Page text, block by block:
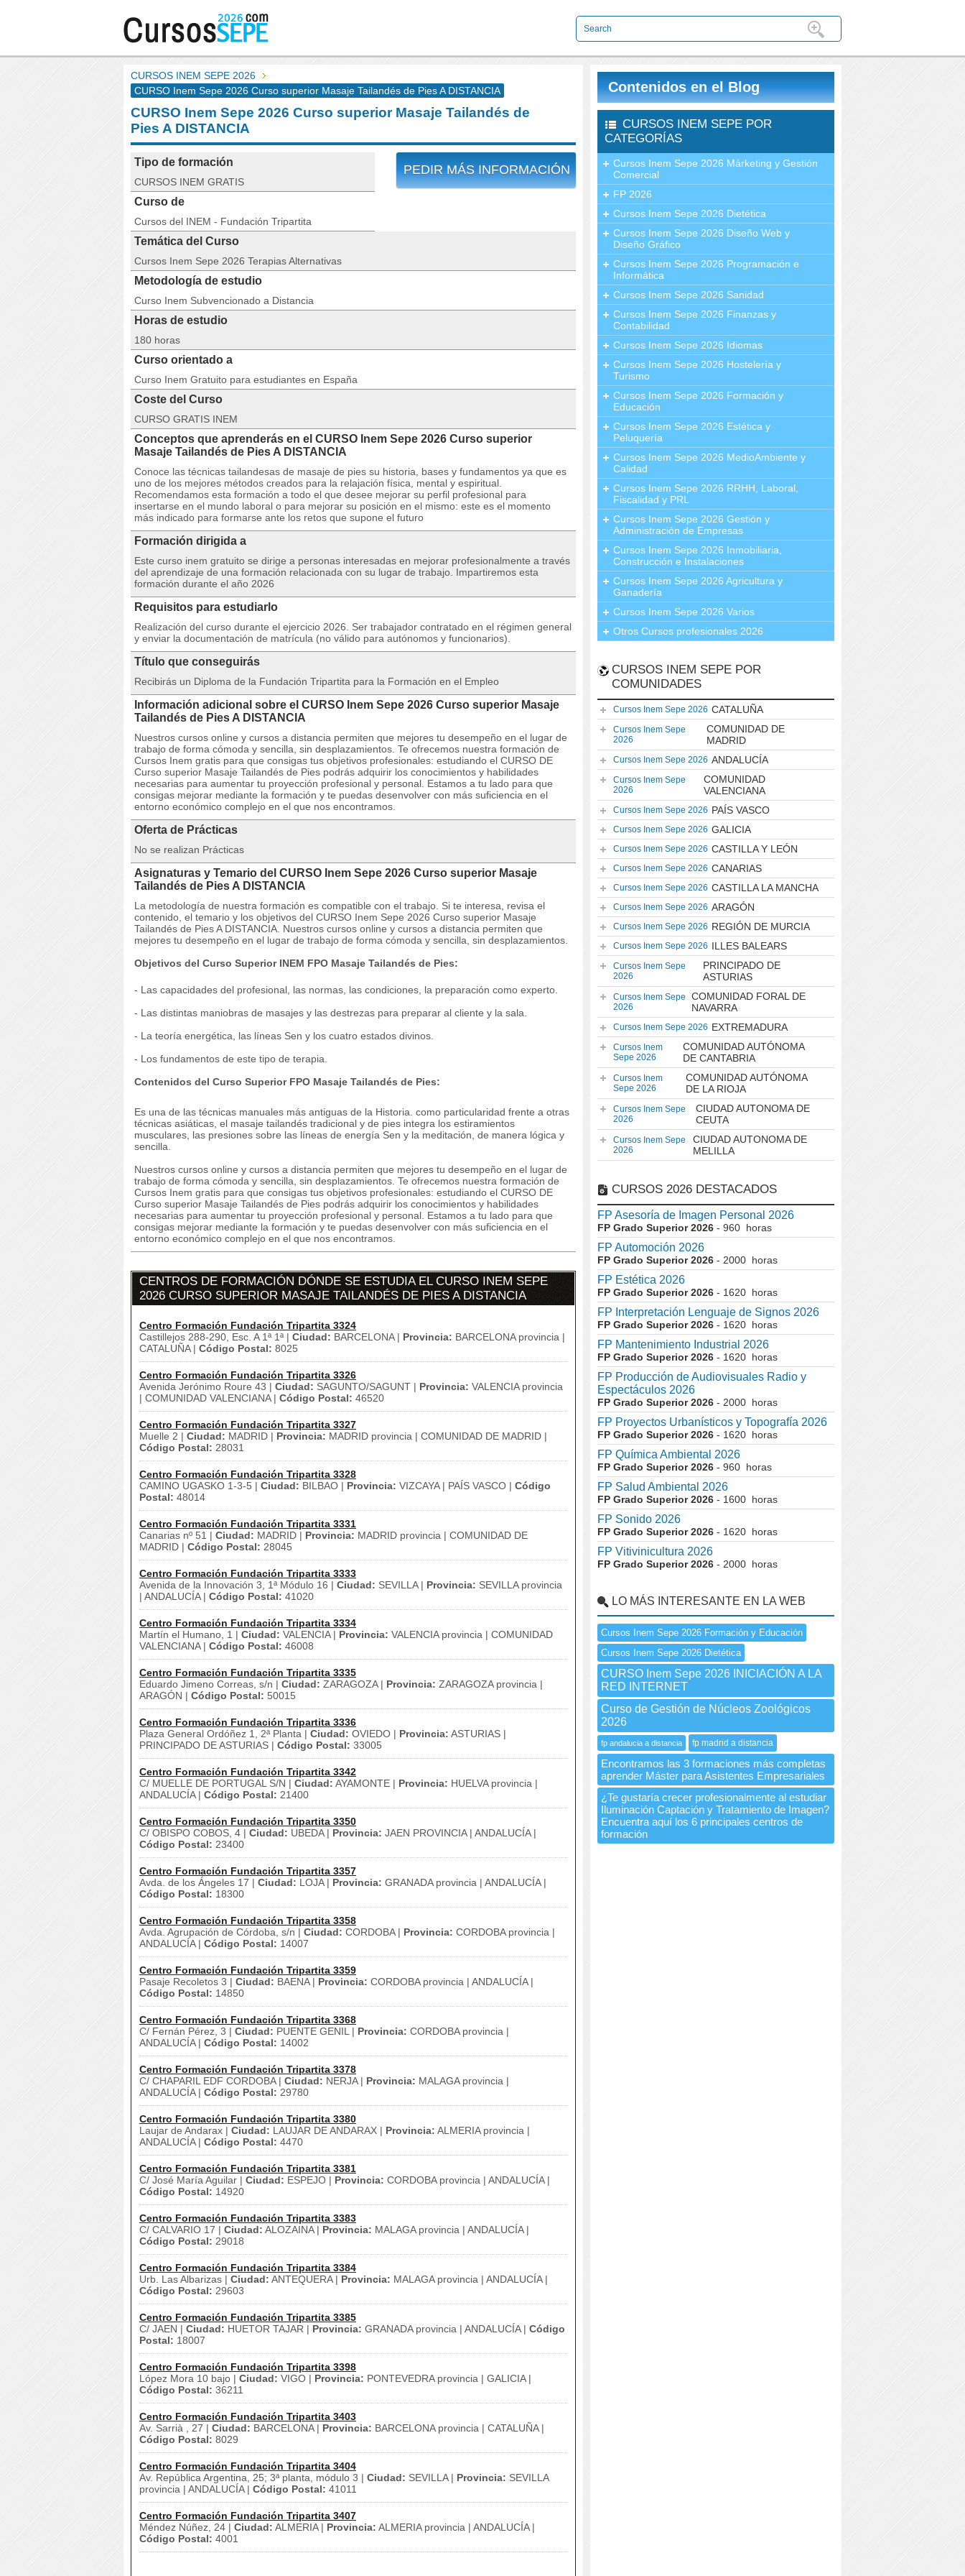
CURSOS INEM SEPE 2026
CURSO Inem Sepe 2026 Curso superior Masaje Tailandés de Pies A DISTANCIA
CURSO Inem Sepe 2026 Curso superior Masaje Tailandés de
Pies A DISTANCIA
PEDIR MÁS INFORMACIÓN
Tipo de formación
CURSOS INEM GRATIS
Curso de
Cursos del INEM - Fundación Tripartita
Temática del Curso
Cursos Inem Sepe 2026 Terapias Alternativas
Metodología de estudio
Curso Inem Subvencionado a Distancia
Horas de estudio
180 horas
Curso orientado a
Curso Inem Gratuito para estudiantes en España
Coste del Curso
CURSO GRATIS INEM
Conceptos que aprenderás en el CURSO Inem Sepe 2026 Curso superior
Masaje Tailandés de Pies A DISTANCIA
Conoce las técnicas tailandesas de masaje de pies su historia, bases y fundamentos ya que es
uno de los mejores métodos creados para la relajación física, mental y espiritual.
Recomendamos esta formación a todo el que desee mejorar su perfil profesional para
insertarse en el mundo laboral o para mejorar su posición en el mismo: este es el momento
más indicado para formarse ante los retos que supone el futuro
Formación dirigida a
Este curso inem gratuito se dirige a personas interesadas en mejorar profesionalmente a través
del aprendizaje de una formación relacionada con su lugar de trabajo. Impartiremos esta
formación durante el año 2026
Requisitos para estudiarlo
Realización del curso durante el ejercicio 2026. Ser trabajador contratado en el régimen general
y enviar la documentación de matrícula (no válido para autónomos y funcionarios).
Título que conseguirás
Recibirás un Diploma de la Fundación Tripartita para la Formación en el Empleo
Información adicional sobre el CURSO Inem Sepe 2026 Curso superior Masaje
Tailandés de Pies A DISTANCIA
Nuestros cursos online y cursos a distancia permiten que mejores tu desempeño en el lugar de
trabajo de forma cómoda y sencilla, sin desplazamientos. Te ofrecemos nuestra formación de
Cursos Inem gratis para que consigas tus objetivos profesionales: estudiando el CURSO DE
Curso superior Masaje Tailandés de Pies podrás adquirir los conocimientos y habilidades
necesarias para aumentar tu proyección profesional y personal. Estamos a tu lado para que
consigas mejorar mediante la formación y te puedas desenvolver con más suficiencia en el
entorno económico complejo en el que nos encontramos.
Oferta de Prácticas
No se realizan Prácticas
Asignaturas y Temario del CURSO Inem Sepe 2026 Curso superior Masaje
Tailandés de Pies A DISTANCIA
La metodología de nuestra formación es compatible con el trabajo. Si te interesa, revisa el
contenido, el temario y los objetivos del CURSO Inem Sepe 2026 Curso superior Masaje
Tailandés de Pies A DISTANCIA. Nuestros cursos online y cursos a distancia permiten que
mejores tu desempeño en el lugar de trabajo de forma cómoda y sencilla, sin desplazamientos.
Objetivos del Curso Superior INEM FPO Masaje Tailandés de Pies:
- Las capacidades del profesional, las normas, las condiciones, la preparación como experto.
- Las distintas maniobras de masajes y las destrezas para preparar al cliente y la sala.
- La teoría energética, las líneas Sen y los cuatro estados divinos.
- Los fundamentos de este tipo de terapia.
Contenidos del Curso Superior FPO Masaje Tailandés de Pies:
Es una de las técnicas manuales más antiguas de la Historia. como particularidad frente a otras
técnicas asiáticas, el masaje tailandés tradicional y de pies integra los estiramientos
musculares, las presiones sobre las líneas de energía Sen y la meditación, de manera lógica y
sencilla.
Nuestros cursos online y cursos a distancia permiten que mejores tu desempeño en el lugar de
trabajo de forma cómoda y sencilla, sin desplazamientos. Te ofrecemos nuestra formación de
Cursos Inem gratis para que consigas tus objetivos profesionales: estudiando el CURSO DE
Curso superior Masaje Tailandés de Pies podrás adquirir los conocimientos y habilidades
necesarias para aumentar tu proyección profesional y personal. Estamos a tu lado para que
consigas mejorar mediante la formación y te puedas desenvolver con más suficiencia en el
entorno económico complejo en el que nos encontramos.
CENTROS DE FORMACIÓN DÓNDE SE ESTUDIA EL CURSO INEM SEPE
2026 CURSO SUPERIOR MASAJE TAILANDÉS DE PIES A DISTANCIA
Centro Formación Fundación Tripartita 3324
Castillejos 288-290, Esc. A 1ª 1ª | Ciudad: BARCELONA | Provincia: BARCELONA provincia |
CATALUÑA | Código Postal: 8025
Centro Formación Fundación Tripartita 3326
Avenida Jerónimo Roure 43 | Ciudad: SAGUNTO/SAGUNT | Provincia: VALENCIA provincia
| COMUNIDAD VALENCIANA | Código Postal: 46520
Centro Formación Fundación Tripartita 3327
Muelle 2 | Ciudad: MADRID | Provincia: MADRID provincia | COMUNIDAD DE MADRID |
Código Postal: 28031
Centro Formación Fundación Tripartita 3328
CAMINO UGASKO 1-3-5 | Ciudad: BILBAO | Provincia: VIZCAYA | PAÍS VASCO | Código
Postal: 48014
Centro Formación Fundación Tripartita 3331
Canarias nº 51 | Ciudad: MADRID | Provincia: MADRID provincia | COMUNIDAD DE
MADRID | Código Postal: 28045
Centro Formación Fundación Tripartita 3333
Avenida de la Innovación 3, 1ª Módulo 16 | Ciudad: SEVILLA | Provincia: SEVILLA provincia
| ANDALUCÍA | Código Postal: 41020
Centro Formación Fundación Tripartita 3334
Martín el Humano, 1 | Ciudad: VALENCIA | Provincia: VALENCIA provincia | COMUNIDAD
VALENCIANA | Código Postal: 46008
Centro Formación Fundación Tripartita 3335
Eduardo Jimeno Correas, s/n | Ciudad: ZARAGOZA | Provincia: ZARAGOZA provincia |
ARAGÓN | Código Postal: 50015
Centro Formación Fundación Tripartita 3336
Plaza General Ordóñez 1, 2ª Planta | Ciudad: OVIEDO | Provincia: ASTURIAS |
PRINCIPADO DE ASTURIAS | Código Postal: 33005
Centro Formación Fundación Tripartita 3342
C/ MUELLE DE PORTUGAL S/N | Ciudad: AYAMONTE | Provincia: HUELVA provincia |
ANDALUCÍA | Código Postal: 21400
Centro Formación Fundación Tripartita 3350
C/ OBISPO COBOS, 4 | Ciudad: UBEDA | Provincia: JAEN PROVINCIA | ANDALUCÍA |
Código Postal: 23400
Centro Formación Fundación Tripartita 3357
Avda. de los Ángeles 17 | Ciudad: LOJA | Provincia: GRANADA provincia | ANDALUCÍA |
Código Postal: 18300
Centro Formación Fundación Tripartita 3358
Avda. Agrupación de Córdoba, s/n | Ciudad: CORDOBA | Provincia: CORDOBA provincia |
ANDALUCÍA | Código Postal: 14007
Centro Formación Fundación Tripartita 3359
Pasaje Recoletos 3 | Ciudad: BAENA | Provincia: CORDOBA provincia | ANDALUCÍA |
Código Postal: 14850
Centro Formación Fundación Tripartita 3368
C/ Fernán Pérez, 3 | Ciudad: PUENTE GENIL | Provincia: CORDOBA provincia |
ANDALUCÍA | Código Postal: 14002
Centro Formación Fundación Tripartita 3378
C/ CHAPARIL EDF CORDOBA | Ciudad: NERJA | Provincia: MALAGA provincia |
ANDALUCÍA | Código Postal: 29780
Centro Formación Fundación Tripartita 3380
Laujar de Andarax | Ciudad: LAUJAR DE ANDARAX | Provincia: ALMERIA provincia |
ANDALUCÍA | Código Postal: 4470
Centro Formación Fundación Tripartita 3381
C/ José María Aguilar | Ciudad: ESPEJO | Provincia: CORDOBA provincia | ANDALUCÍA |
Código Postal: 14920
Centro Formación Fundación Tripartita 3383
C/ CALVARIO 17 | Ciudad: ALOZAINA | Provincia: MALAGA provincia | ANDALUCÍA |
Código Postal: 29018
Centro Formación Fundación Tripartita 3384
Urb. Las Albarizas | Ciudad: ANTEQUERA | Provincia: MALAGA provincia | ANDALUCÍA |
Código Postal: 29603
Centro Formación Fundación Tripartita 3385
C/ JAEN | Ciudad: HUETOR TAJAR | Provincia: GRANADA provincia | ANDALUCÍA | Código
Postal: 18007
Centro Formación Fundación Tripartita 3398
López Mora 10 bajo | Ciudad: VIGO | Provincia: PONTEVEDRA provincia | GALICIA |
Código Postal: 36211
Centro Formación Fundación Tripartita 3403
Av. Sarrià , 27 | Ciudad: BARCELONA | Provincia: BARCELONA provincia | CATALUÑA |
Código Postal: 8029
Centro Formación Fundación Tripartita 3404
Av. República Argentina, 25; 3ª planta, módulo 3 | Ciudad: SEVILLA | Provincia: SEVILLA
provincia | ANDALUCÍA | Código Postal: 41011
Centro Formación Fundación Tripartita 3407
Méndez Núñez, 24 | Ciudad: ALMERIA | Provincia: ALMERIA provincia | ANDALUCÍA |
Código Postal: 4001
Contenidos en el Blog
CURSOS INEM SEPE POR
CATEGORÍAS
Cursos Inem Sepe 2026 Márketing y Gestión
Comercial
FP 2026
Cursos Inem Sepe 2026 Dietética
Cursos Inem Sepe 2026 Diseño Web y
Diseño Gráfico
Cursos Inem Sepe 2026 Programación e
Informática
Cursos Inem Sepe 2026 Sanidad
Cursos Inem Sepe 2026 Finanzas y
Contabilidad
Cursos Inem Sepe 2026 Idiomas
Cursos Inem Sepe 2026 Hostelería y
Turismo
Cursos Inem Sepe 2026 Formación y
Educación
Cursos Inem Sepe 2026 Estética y
Peluquería
Cursos Inem Sepe 2026 MedioAmbiente y
Calidad
Cursos Inem Sepe 2026 RRHH, Laboral,
Fiscalidad y PRL
Cursos Inem Sepe 2026 Gestión y
Administración de Empresas
Cursos Inem Sepe 2026 Inmobiliaria,
Construcción e Instalaciones
Cursos Inem Sepe 2026 Agricultura y
Ganadería
Cursos Inem Sepe 2026 Varios
Otros Cursos profesionales 2026
CURSOS INEM SEPE POR
COMUNIDADES
Cursos Inem Sepe 2026 CATALUÑA
Cursos Inem Sepe
2026
COMUNIDAD DE
MADRID
Cursos Inem Sepe 2026 ANDALUCÍA
Cursos Inem Sepe
2026
COMUNIDAD
VALENCIANA
Cursos Inem Sepe 2026 PAÍS VASCO
Cursos Inem Sepe 2026 GALICIA
Cursos Inem Sepe 2026 CASTILLA Y LEÓN
Cursos Inem Sepe 2026 CANARIAS
Cursos Inem Sepe 2026 CASTILLA LA MANCHA
Cursos Inem Sepe 2026 ARAGÓN
Cursos Inem Sepe 2026 REGIÓN DE MURCIA
Cursos Inem Sepe 2026 ILLES BALEARS
Cursos Inem Sepe
2026
PRINCIPADO DE
ASTURIAS
Cursos Inem Sepe
2026
COMUNIDAD FORAL DE
NAVARRA
Cursos Inem Sepe 2026 EXTREMADURA
Cursos Inem
Sepe 2026
COMUNIDAD AUTÓNOMA
DE CANTABRIA
Cursos Inem
Sepe 2026
COMUNIDAD AUTÓNOMA
DE LA RIOJA
Cursos Inem Sepe
2026
CIUDAD AUTONOMA DE
CEUTA
Cursos Inem Sepe
2026
CIUDAD AUTONOMA DE
MELILLA
CURSOS 2026 DESTACADOS
FP Asesoría de Imagen Personal 2026
FP Grado Superior 2026 - 960 horas
FP Automoción 2026
FP Grado Superior 2026 - 2000 horas
FP Estética 2026
FP Grado Superior 2026 - 1620 horas
FP Interpretación Lenguaje de Signos 2026
FP Grado Superior 2026 - 1620 horas
FP Mantenimiento Industrial 2026
FP Grado Superior 2026 - 1620 horas
FP Producción de Audiovisuales Radio y
Espectáculos 2026
FP Grado Superior 2026 - 2000 horas
FP Proyectos Urbanísticos y Topografía 2026
FP Grado Superior 2026 - 1620 horas
FP Química Ambiental 2026
FP Grado Superior 2026 - 960 horas
FP Salud Ambiental 2026
FP Grado Superior 2026 - 1600 horas
FP Sonido 2026
FP Grado Superior 2026 - 1620 horas
FP Vitivinicultura 2026
FP Grado Superior 2026 - 2000 horas
LO MÁS INTERESANTE EN LA WEB
Cursos Inem Sepe 2026 Formación y Educación
Cursos Inem Sepe 2026 Dietética
CURSO Inem Sepe 2026 INICIACIÓN A LA
RED INTERNET
Curso de Gestión de Núcleos Zoológicos
2026
fp andalucia a distancia fp madrid a distancia
Encontramos las 3 formaciones más completas
aprender Máster para Asistentes Empresariales
¿Te gustaría crecer profesionalmente al estudiar
Iluminación Captación y Tratamiento de Imagen?
Encuentra aquí los 6 principales centros de
formación